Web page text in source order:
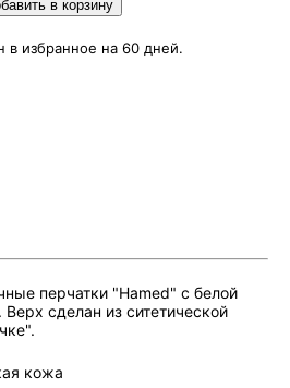
в избранное на 60 дней.
перчатки "Hamed" с белой
сделан из ситетической
кожа